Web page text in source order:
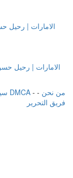
الامارات | رحيل
حقوق الملكية الفكرية DMCA - من نحن -
فريق التحرير